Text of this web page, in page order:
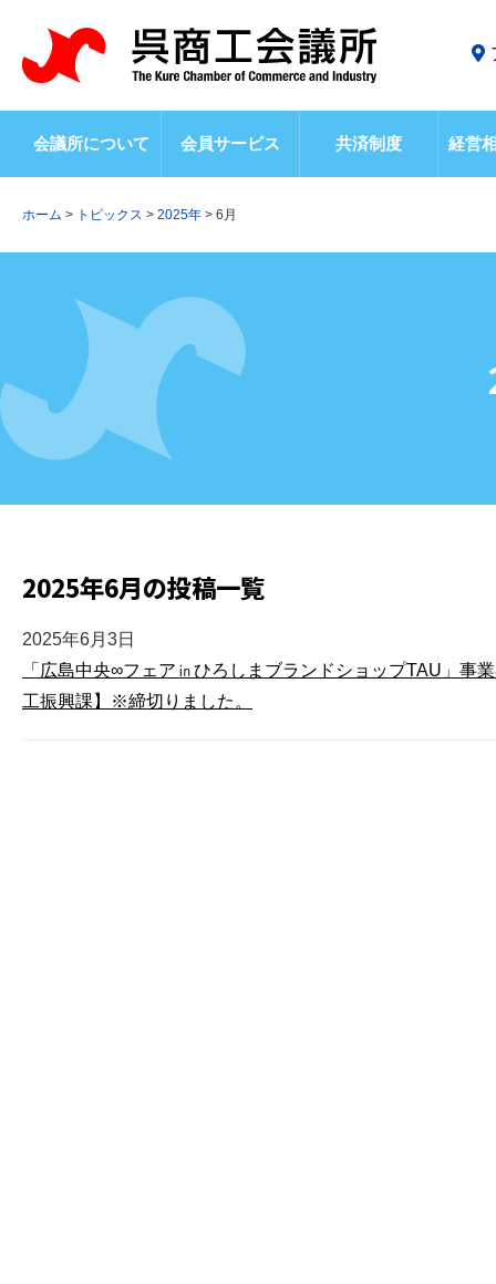
会議所について 会員サービス 共済制度 経営
ホーム > トピックス > 2025年 > 6月
2025年6月の投稿一覧
2025年6月3日
「広島中央∞フェア㏌ひろしまブランドショップTAU」事
工振興課】※締切りました。